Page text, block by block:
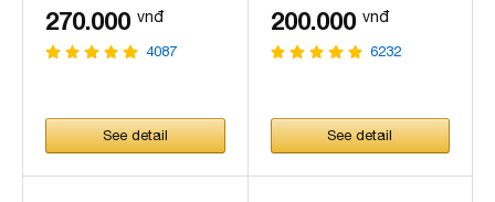
270.000 vnđ
4087
See detail
200.000 vnđ
6232
See detail